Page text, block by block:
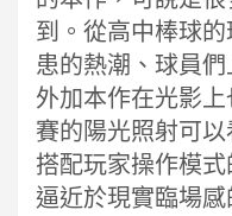
到。從高中棒球
患的熱潮、球員們
外加本作在光影
賽的陽光照射可
搭配玩家操作模
逼近於現實臨場感